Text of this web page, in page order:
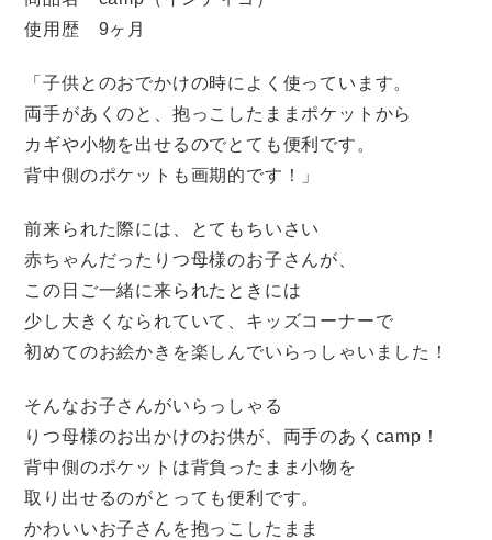
使用歴 9ヶ月
「子供とのおでかけの時によく使っています。
両手があくのと、抱っこしたままポケットから
カギや小物を出せるのでとても便利です。
背中側のポケットも画期的です！」
前来られた際には、とてもちいさい
赤ちゃんだったりつ母様のお子さんが、
この日ご一緒に来られたときには
少し大きくなられていて、キッズコーナーで
初めてのお絵かきを楽しんでいらっしゃいました！
そんなお子さんがいらっしゃる
りつ母様のお出かけのお供が、両手のあくcamp！
背中側のポケットは背負ったまま小物を
取り出せるのがとっても便利です。
かわいいお子さんを抱っこしたまま